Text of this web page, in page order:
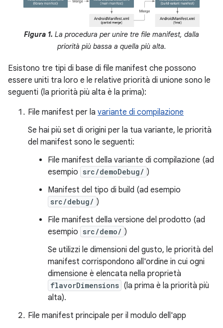
Figura 1. La procedura per unire tre file manifest, dalla
priorità più bassa a quella più alta.
Esistono tre tipi di base di file manifest che possono
essere uniti tra loro e le relative priorità di unione sono le
seguenti (la priorità più alta è la prima):
File manifest per la variante di compilazione
Se hai più set di origini per la tua variante, le priorità
del manifest sono le seguenti:
File manifest della variante di compilazione (ad
esempio src/demoDebug/ )
Manifest del tipo di build (ad esempio
src/debug/ )
File manifest della versione del prodotto (ad
esempio src/demo/ )
Se utilizzi le dimensioni del gusto, le priorità del
manifest corrispondono all'ordine in cui ogni
dimensione è elencata nella proprietà
flavorDimensions (la prima è la priorità più
alta).
File manifest principale per il modulo dell'app